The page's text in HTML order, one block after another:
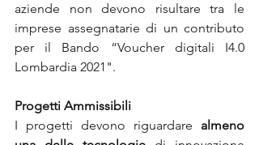
aziende non devono risultare tra le
imprese assegnatarie di un contributo
per il Bando “Voucher digitali I4.0
Lombardia 2021".
Progetti Ammissibili
I progetti devono riguardare almeno